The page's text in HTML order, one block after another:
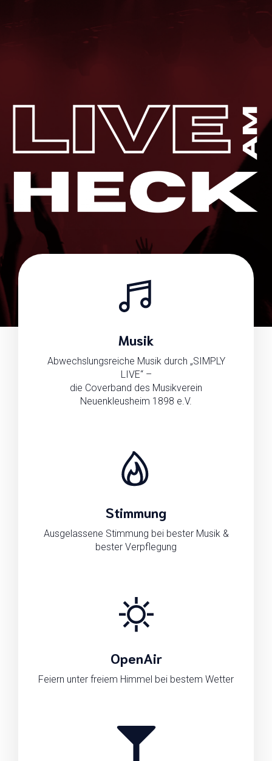
Musik
Abwechslungsreiche Musik durch „SIMPLY
LIVE“ –
die Coverband des Musikverein
Neuenkleusheim 1898 e.V.
Stimmung
Ausgelassene Stimmung bei bester Musik &
bester Verpflegung
OpenAir
Feiern unter freiem Himmel bei bestem Wetter